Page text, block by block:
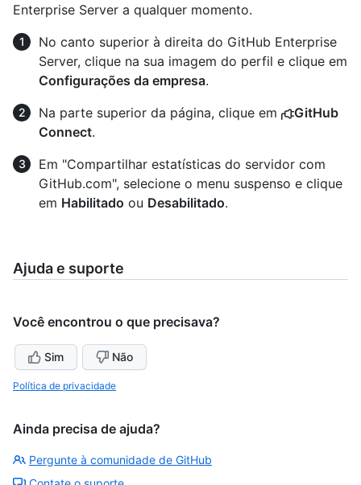
Enterprise Server a qualquer momento.
No canto superior à direita do GitHub Enterprise
Server, clique na sua imagem do perfil e clique em
Configurações da empresa.
Na parte superior da página, clique em
GitHub
Connect.
Em "Compartilhar estatísticas do servidor com
GitHub.com", selecione o menu suspenso e clique
em Habilitado ou Desabilitado.
Ajuda e suporte
Você encontrou o que precisava?
Sim Não
Política de privacidade
Ainda precisa de ajuda?
Pergunte à comunidade de GitHub